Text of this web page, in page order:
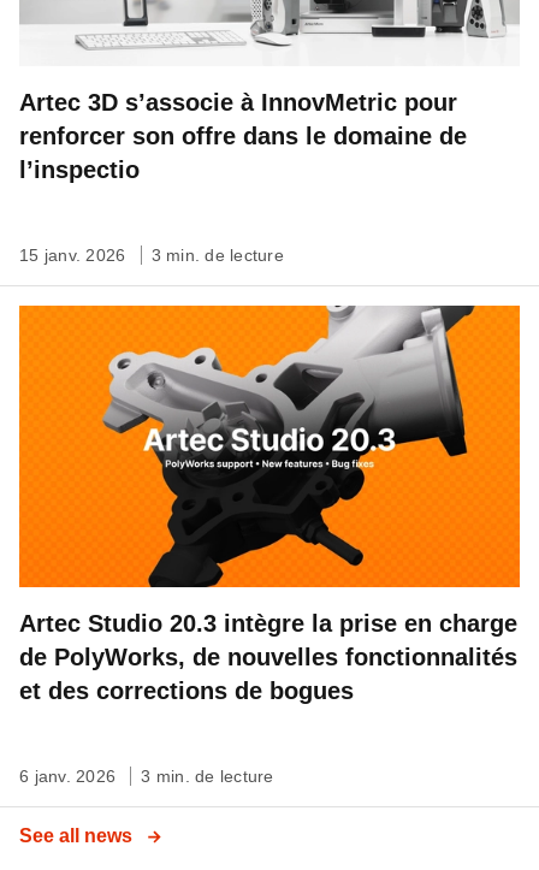
Artec 3D s’associe à InnovMetric pour
renforcer son offre dans le domaine de
l’inspectio
15 janv. 2026 3 min. de lecture
Artec Studio 20.3 intègre la prise en charge
de PolyWorks, de nouvelles fonctionnalités
et des corrections de bogues
6 janv. 2026 3 min. de lecture
See all news